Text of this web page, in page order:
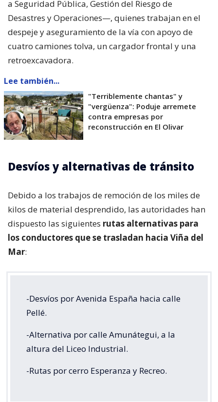
a Seguridad Pública, Gestión del Riesgo de
Desastres y Operaciones—, quienes trabajan en el
despeje y aseguramiento de la vía con apoyo de
cuatro camiones tolva, un cargador frontal y una
retroexcavadora.
Lee también...
"Terriblemente chantas" y
"vergüenza": Poduje arremete
contra empresas por
reconstrucción en El Olivar
Desvíos y alternativas de tránsito
Debido a los trabajos de remoción de los miles de
kilos de material desprendido, las autoridades han
dispuesto las siguientes rutas alternativas para
los conductores que se trasladan hacia Viña del
Mar:
-Desvíos por Avenida España hacia calle
Pellé.
-Alternativa por calle Amunátegui, a la
altura del Liceo Industrial.
-Rutas por cerro Esperanza y Recreo.